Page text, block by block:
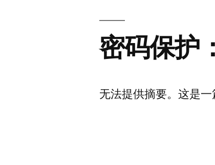
建”
密码保护
无法提供摘要。这是一